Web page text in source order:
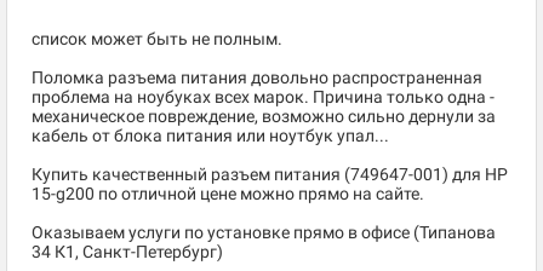
список может быть не полным.
Поломка разъема питания довольно распространенная
проблема на ноубуках всех марок. Причина только одна -
механическое повреждение, возможно сильно дернули за
кабель от блока питания или ноутбук упал...
Купить качественный разъем питания (749647-001) для HP
15-g200 по отличной цене можно прямо на сайте.
Оказываем услуги по установке прямо в офисе (Типанова
34 К1, Санкт-Петербург)